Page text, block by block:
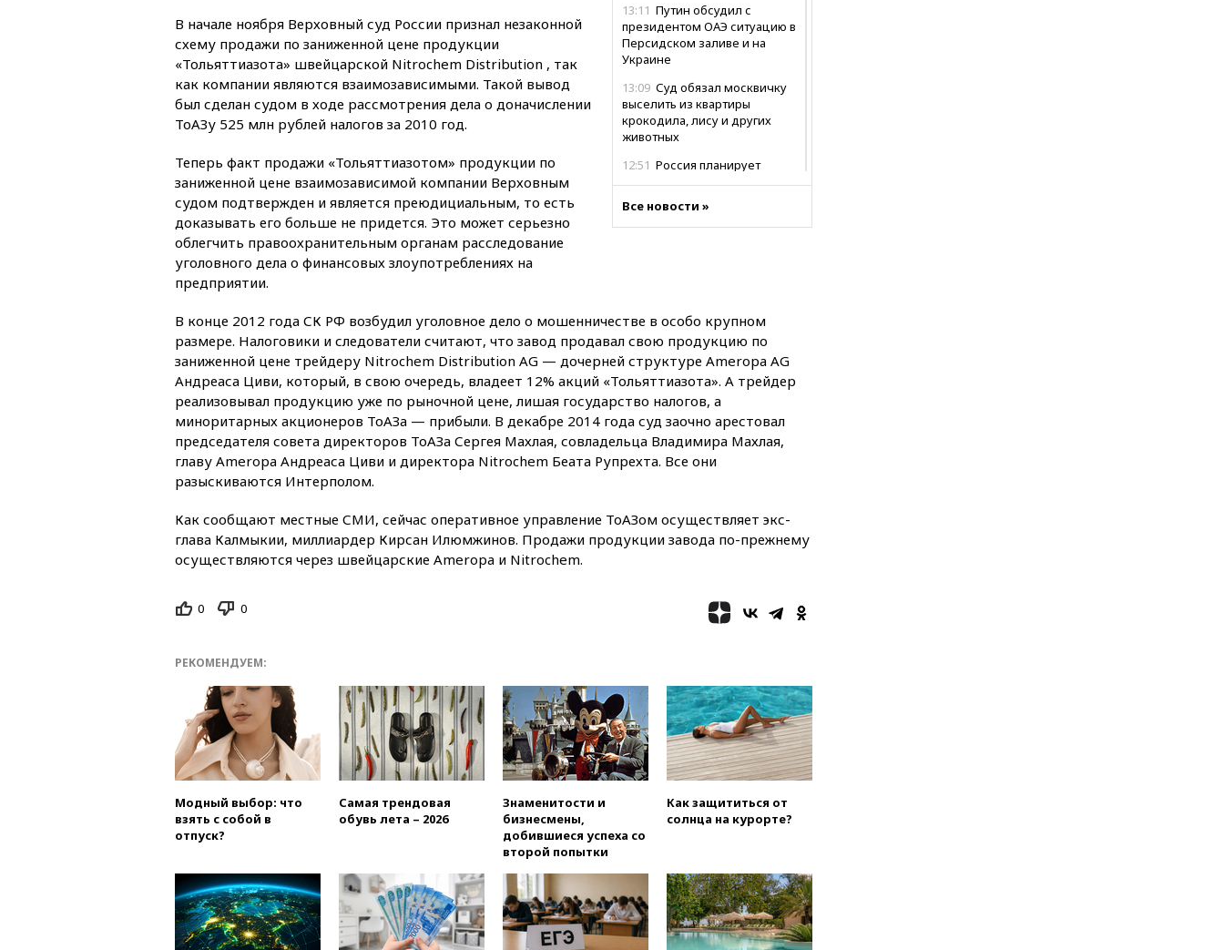
13:11 Путин обсудил с
президентом ОАЭ ситуацию в
Персидском заливе и на
Украине
13:09 Суд обязал москвичку
выселить из квартиры
крокодила, лису и других
животных
12:51 Россия планирует
Вьетнама
взяли под контроль село
Анискино в Харьковской
12:15 Минцифры РФ не
планирует вводить
ограничения на доступ детей
в соцсети
11:58Резаи: Иран не допустит
открытия второго маршрута в
11:48Жители Москвы и
Подмосковья сообщили о
громких взрывах
банкротства для
пострадавших от атак БПЛА
запуск мессенджера на
«Госуслугах»
11:22
При стрельбе в школе в
Таиланде погибли пять
человек
Россия рассчитывает
заключить безвизовые
соглашения с Индонезией и
Малайзией
11:04
«Ведомости»: на партию
«Яблоко» ополчились
конкуренты
10:59
Торговые центры и кафе
Все новости »
В начале ноября Верховный суд России признал незаконной
схему продажи по заниженной цене продукции
«Тольяттиазота» швейцарской Nitrochem Distribution , так
как компании являются взаимозависимыми. Такой вывод
был сделан судом в ходе рассмотрения дела о доначислении
ТоАЗу 525 млн рублей налогов за 2010 год.
Теперь факт продажи «Тольяттиазотом» продукции по
заниженной цене взаимозависимой компании Верховным
судом подтвержден и является преюдициальным, то есть
доказывать его больше не придется. Это может серьезно
облегчить правоохранительным органам расследование
уголовного дела о финансовых злоупотреблениях на
предприятии.
В конце 2012 года СК РФ возбудил уголовное дело о мошенничестве в особо крупном
размере. Налоговики и следователи считают, что завод продавал свою продукцию по
заниженной цене трейдеру Nitrochem Distribution AG — дочерней структуре Ameropa AG
Андреаса Циви, который, в свою очередь, владеет 12% акций «Тольяттиазота». А трейдер
реализовывал продукцию уже по рыночной цене, лишая государство налогов, а
миноритарных акционеров ТоАЗа — прибыли. В декабре 2014 года суд заочно арестовал
председателя совета директоров ТоАЗа Сергея Махлая, совладельца Владимира Махлая,
главу Ameropa Андреаса Циви и директора Nitrochem Беата Рупрехта. Все они
разыскиваются Интерполом.
Как сообщают местные СМИ, сейчас оперативное управление ТоАЗом осуществляет экс-
глава Калмыкии, миллиардер Кирсан Илюмжинов. Продажи продукции завода по-прежнему
осуществляются через швейцарские Ameropa и Nitrochem.
0 0
РЕКОМЕНДУЕМ:
Модный выбор: что
взять с собой в
отпуск?
Самая трендовая
обувь лета – 2026
Знаменитости и
бизнесмены,
добившиеся успеха со
второй попытки
Как защититься от
солнца на курорте?